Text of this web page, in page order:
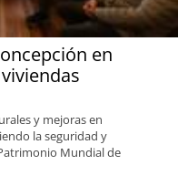
en
y mejoras en
la seguridad y
Mundial de